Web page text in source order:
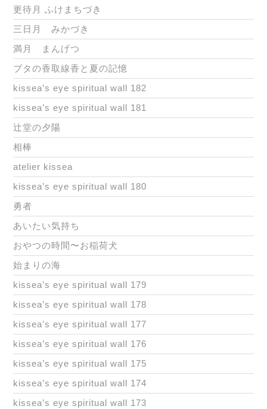
更待月 ふけまちづき
三日月 みかづき
満月 まんげつ
ブタの香取線香と夏の記憶
kissea’s eye spiritual wall 182
kissea’s eye spiritual wall 181
辻堂の夕陽
相棒
atelier kissea
kissea’s eye spiritual wall 180
勇者
あいたい気持ち
おやつの時間〜お稲荷犬
始まりの海
kissea’s eye spiritual wall 179
kissea’s eye spiritual wall 178
kissea’s eye spiritual wall 177
kissea’s eye spiritual wall 176
kissea’s eye spiritual wall 175
kissea’s eye spiritual wall 174
kissea’s eye spiritual wall 173